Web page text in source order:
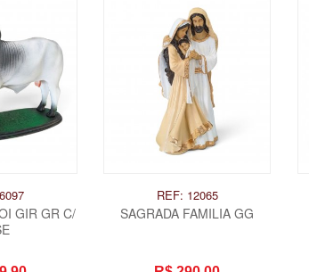
GIR GR C/
REF: 12065
SAGRADA FAMILIA GG